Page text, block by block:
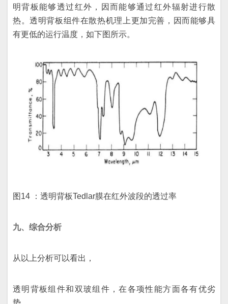
明背板能够透过红外，因而能够通过红外辐射进行散
热。透明背板组件在散热机理上更加完善，因而能够具
有更低的运行温度，如下图所示。
图14 ：透明背板Tedlar膜在红外波段的透过率
九、综合分析
从以上分析可以看出，
透明背板组件和双玻组件，在各项性能方面各有优劣